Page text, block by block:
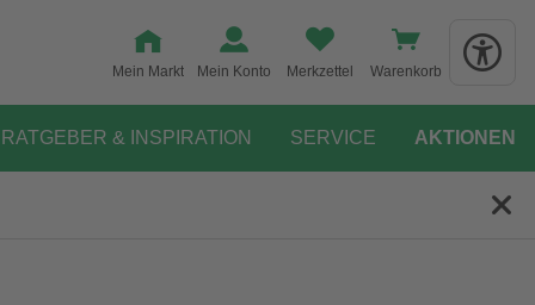
Mein Markt Mein Konto Merkzettel Warenkorb
RATGEBER & INSPIRATION SERVICE AKTIONEN